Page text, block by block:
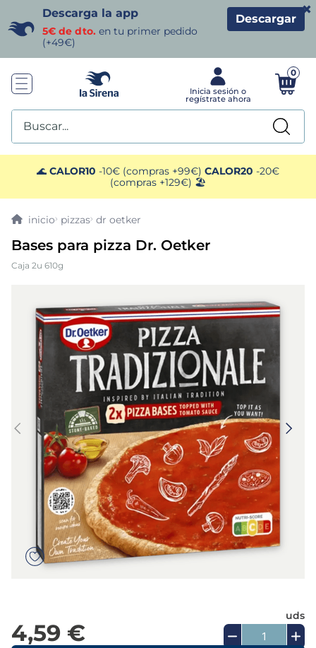
Descarga la app
5€ de dto. en tu primer pedido
(+49€)
Descargar
×
0
Buscar...
🌊 CALOR10 -10€ (compras +99€) CALOR20 -20€
(compras +129€) 🏖️
pizzas dr oetker
Bases para pizza Dr. Oetker
Caja 2u 610g
4,59 €
uds
TÉRMINOS MÁS BUSCADOS
1. helados sirena
3. patatas
gamba
verduras
croquetas
canelones
gambon
listísimos
pollo